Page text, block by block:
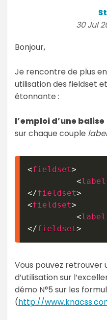
30 Jul
Bonjour,
Je rencontre de plus
utilisation des fieldset
étonnante :
l’emploi d’une
sur chaque couple
<fieldset>
<label
</fieldset>
<fieldset>
<label
</fieldset>
Vous pouvez retrouver
d’utilisation sur
démo N°5 sur les
(http://